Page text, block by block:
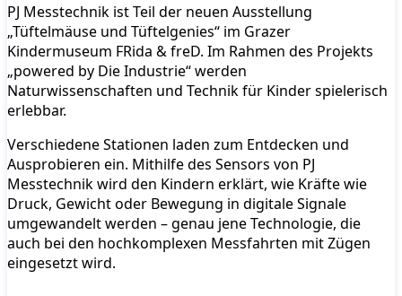
PJ Messtechnik ist Teil der neuen Ausstellung
„Tüftelmäuse und Tüftelgenies“ im Grazer
Kindermuseum FRida & freD. Im Rahmen des Projekts
„powered by Die Industrie“ werden
Naturwissenschaften und Technik für Kinder spielerisch
erlebbar.
Verschiedene Stationen laden zum Entdecken und
Ausprobieren ein. Mithilfe des Sensors von PJ
Messtechnik wird den Kindern erklärt, wie Kräfte wie
Druck, Gewicht oder Bewegung in digitale Signale
umgewandelt werden – genau jene Technologie, die
auch bei den hochkomplexen Messfahrten mit Zügen
eingesetzt wird.